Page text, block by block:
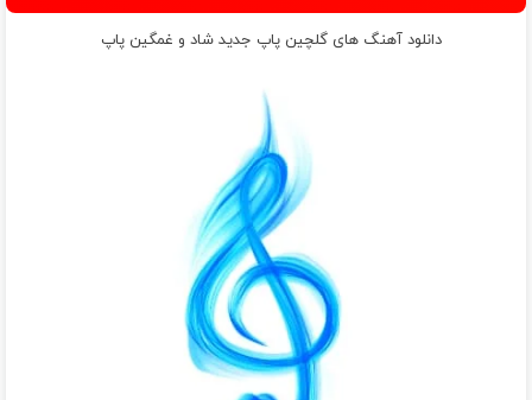
دانلود آهنگ های گلچین پاپ جدید شاد و غمگین پاپ